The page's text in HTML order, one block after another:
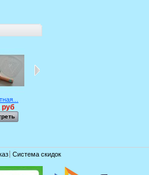
руб
Система скидок